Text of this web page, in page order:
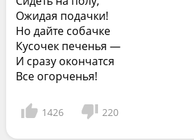
Ожидая подачки!
Но дайте собачке
Кусочек печенья —
И сразу окончатся
Все огорченья!
1426 220